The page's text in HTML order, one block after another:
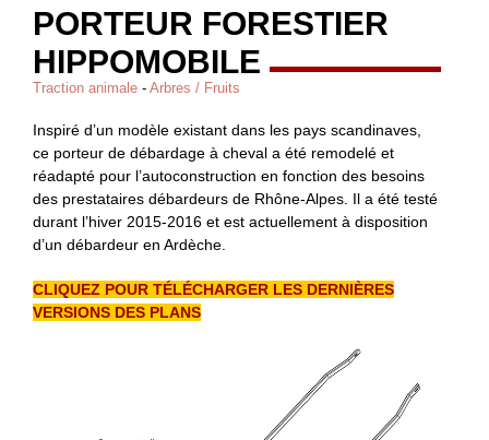
PORTEUR FORESTIER
HIPPOMOBILE
Traction animale - Arbres / Fruits
Inspiré d’un modèle existant dans les pays scandinaves,
ce porteur de débardage à cheval a été remodelé et
réadapté pour l’autoconstruction en fonction des besoins
des prestataires débardeurs de Rhône-Alpes. Il a été testé
durant l’hiver 2015-2016 et est actuellement à disposition
d’un débardeur en Ardèche.
CLIQUEZ POUR TÉLÉCHARGER LES DERNIÈRES
VERSIONS DES PLANS